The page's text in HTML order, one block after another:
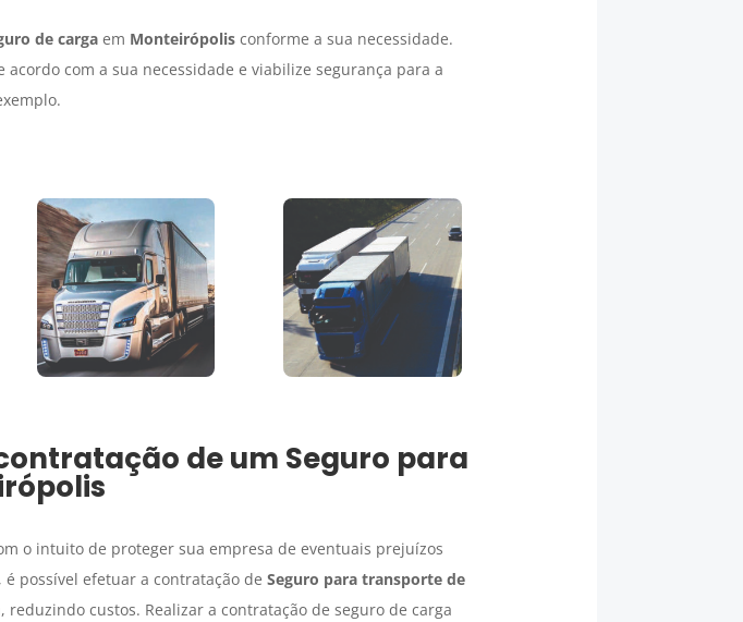
de cargaem Monteirópolisconforme a sua necessidade.
acordo com a sua necessidade e viabilize segurança para a
de um Seguro para
o intuito de proteger sua empresa de eventuais prejuízos
possível efetuar a contratação de Seguro para transporte de
custos. Realizar a contratação de seguro de carga